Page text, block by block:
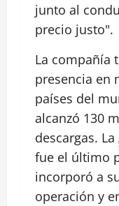
junto al
precio justo".
La compañía
presencia en
países del
alcanzó 130
descargas. La
fue el último
incorporó a
operación y